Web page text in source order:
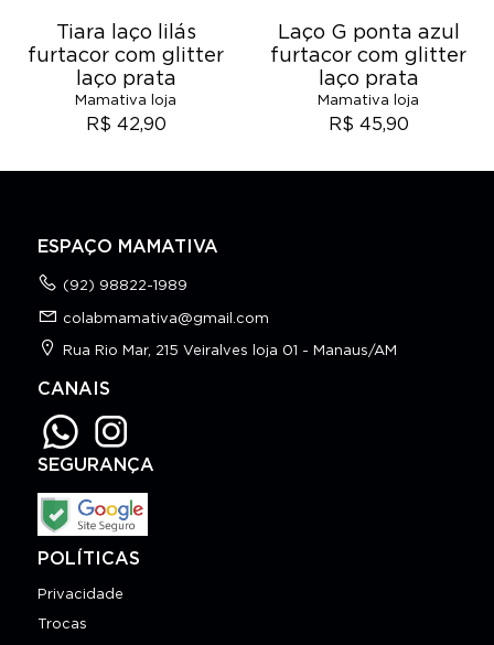
Tiara laço lilás
furtacor com glitter
laço prata
Mamativa loja
R$ 42,90
Laço G ponta azul
furtacor com glitter
laço prata
Mamativa loja
R$ 45,90
ESPAÇO MAMATIVA
(92) 98822-1989
colabmamativa@gmail.com
Rua Rio Mar, 215 Veiralves loja 01 - Manaus/AM
CANAIS
SEGURANÇA
POLÍTICAS
Privacidade
Trocas